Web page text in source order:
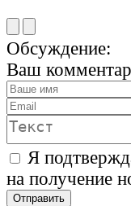
Обсуждение:
Ваш
Я
на получение